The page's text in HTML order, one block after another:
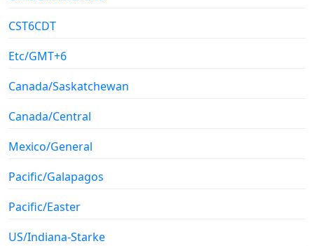
CST6CDT
Etc/GMT+6
Canada/Saskatchewan
Canada/Central
Mexico/General
Pacific/Galapagos
Pacific/Easter
US/Indiana-Starke